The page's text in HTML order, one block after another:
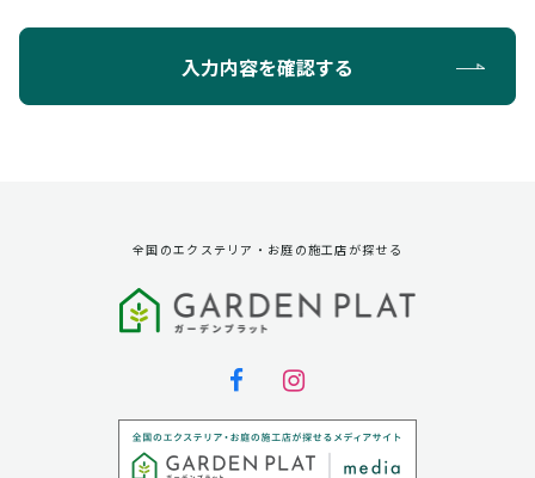
ように定め、保護に努めております。
第三者への提供
弊社は法律で定められている場合を除いて、お客様の個
個人情報の取扱い業務の委託
弊社は事業運営上、お客様により良いサービスを提供す
入力内容を確認する
全国のエクステリア・お庭の施工店が探せる